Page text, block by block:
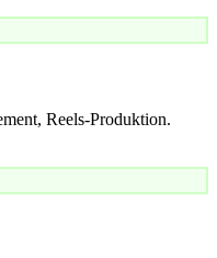
Reels-Produktion.